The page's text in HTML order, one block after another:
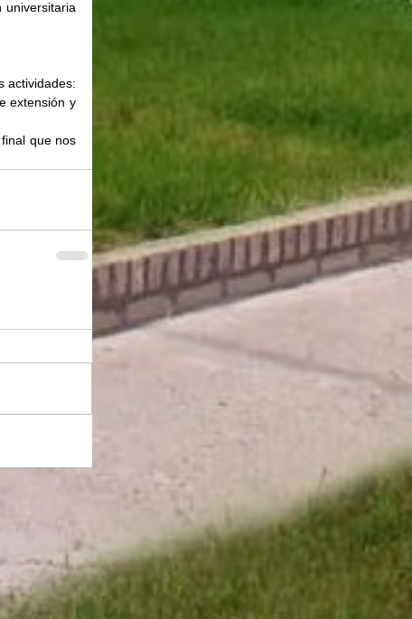
universitaria
actividades:
extensión y
que nos